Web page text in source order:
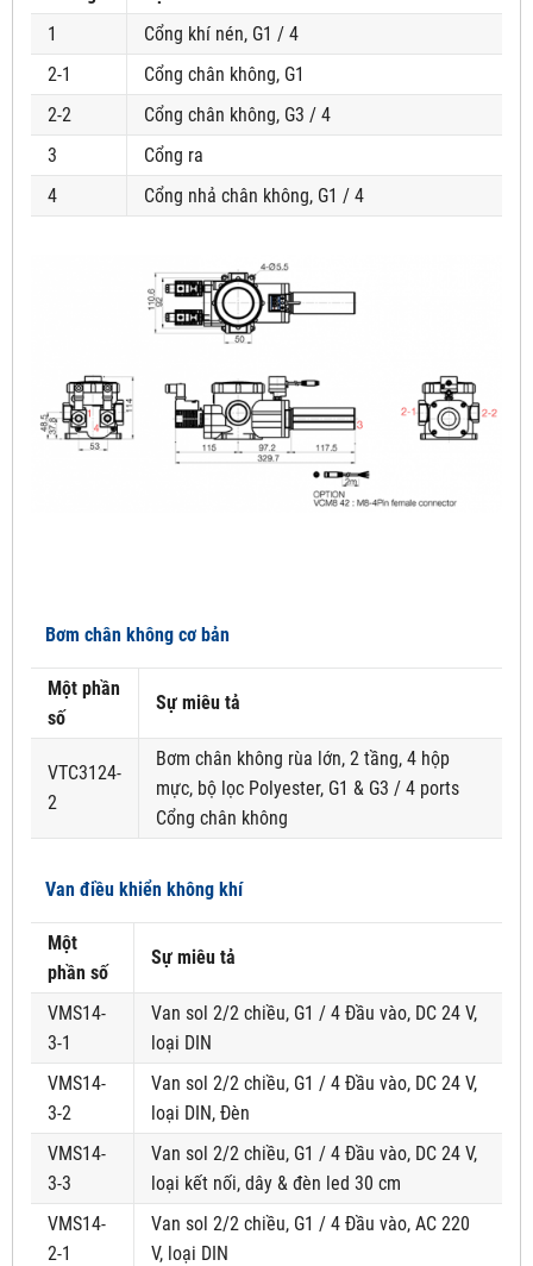
1
Cổng khí nén, G1 / 4
2-1
Cổng chân không, G1
2-2
Cổng chân không, G3 / 4
3
Cổng ra
4
Cổng nhả chân không, G1 / 4
Bơm chân không cơ bản
Một phần
số
Sự miêu tả
VTC3124-
2
Bơm chân không rùa lớn, 2 tầng, 4 hộp
mực, bộ lọc Polyester, G1 & G3 / 4 ports
Cổng chân không
Van điều khiển không khí
Một
phần số
Sự miêu tả
VMS14-
3-1
Van sol 2/2 chiều, G1 / 4 Đầu vào, DC 24 V,
loại DIN
VMS14-
3-2
Van sol 2/2 chiều, G1 / 4 Đầu vào, DC 24 V,
loại DIN, Đèn
VMS14-
3-3
Van sol 2/2 chiều, G1 / 4 Đầu vào, DC 24 V,
loại kết nối, dây & đèn led 30 cm
VMS14-
2-1
Van sol 2/2 chiều, G1 / 4 Đầu vào, AC 220
V, loại DIN